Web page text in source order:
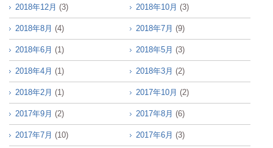
2018年12月 (3) 2018年10月 (3)
2018年8月 (4) 2018年7月 (9)
2018年6月 (1) 2018年5月 (3)
2018年4月 (1) 2018年3月 (2)
2018年2月 (1) 2017年10月 (2)
2017年9月 (2) 2017年8月 (6)
2017年7月 (10) 2017年6月 (3)